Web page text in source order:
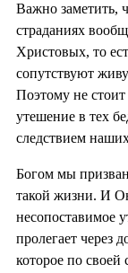
Важно заметить,
страданиях
Христовых, то
сопутствуют
Поэтому не
утешение в тех
следствием
Богом мы
такой жизни. И
несопоставимое
пролегает через
которое по своей